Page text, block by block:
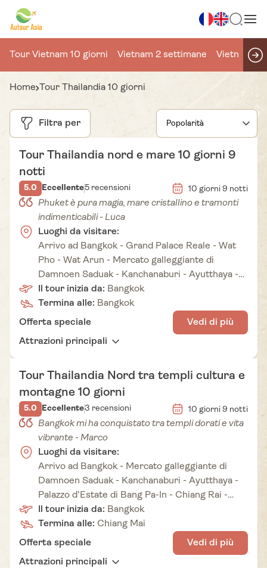
Tour Vietnam 10 giorni Vietnam 2 settimane Vietnam
Home Tour Thailandia 10 giorni
Filtra per
Tour Thailandia nord e mare 10 giorni 9
notti
5.0 Eccellente5 recensioni 10 giorni 9 notti
Phuket è pura magia, mare cristallino e tramonti
indimenticabili - Luca
Luoghi da visitare:
Arrivo ad Bangkok - Grand Palace Reale - Wat
Pho - Wat Arun - Mercato galleggiante di
Damnoen Saduak - Kanchanaburi - Ayutthaya -
Palazzo d’Estate di Bang Pa-In - Volo per Phuket
- Bangkok - Partenza da Bangkok
Il tour inizia da: Bangkok
Termina alle: Bangkok
Attrazioni principali
Offerta speciale Vedi di più
Tour Thailandia Nord tra templi cultura e
montagne 10 giorni
5.0 Eccellente3 recensioni 10 giorni 9 notti
Bangkok mi ha conquistato tra templi dorati e vita
vibrante - Marco
Luoghi da visitare:
Arrivo ad Bangkok - Mercato galleggiante di
Damnoen Saduak - Kanchanaburi - Ayutthaya -
Palazzo d’Estate di Bang Pa-In - Chiang Rai -
Crociera sul Mae Kok - Triangolo d’Oro - Chiang
Mai - Santuario della giungla degli elefanti -
Trekking a Mae Sapok - Partenza dalla Chiang
Il tour inizia da: Bangkok
Termina alle: Chiang Mai
Attrazioni principali
Offerta speciale Vedi di più